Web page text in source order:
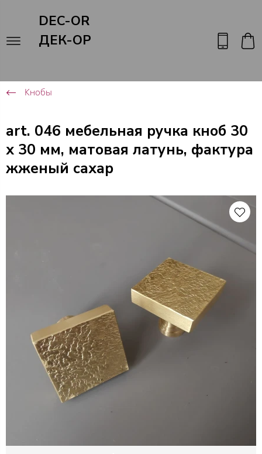
DEC-OR
ДЕК-ОР
Кнобы
art. 046 мебельная ручка кноб 30
х 30 мм, матовая латунь, фактура
жженый сахар